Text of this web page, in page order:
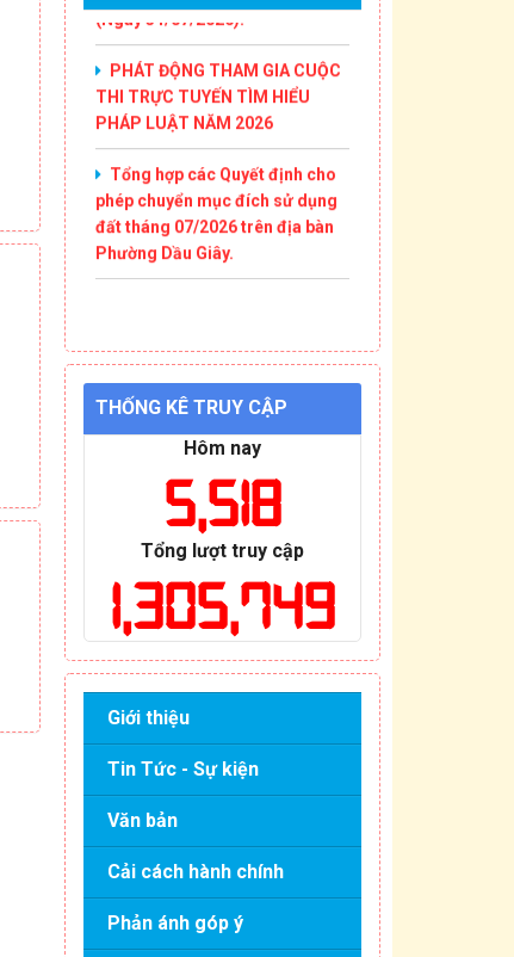
PHÁT ĐỘNG THAM GIA CUỘC
THI TRỰC TUYẾN TÌM HIỂU
PHÁP LUẬT NĂM 2026
Tổng hợp các Quyết định cho
phép chuyển mục đích sử dụng
đất tháng 07/2026 trên địa bàn
Phường Dầu Giây.
THỐNG KÊ TRUY CẬP
Hôm nay
5,518
Tổng lượt truy cập
1,305,749
Giới thiệu
Tin Tức - Sự kiện
Văn bản
Cải cách hành chính
Phản ánh góp ý